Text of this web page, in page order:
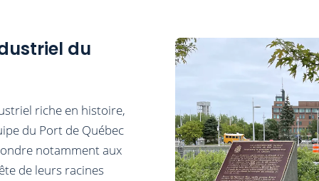
du
riche en histoire,
du Port de Québec
notamment aux
de leurs racines